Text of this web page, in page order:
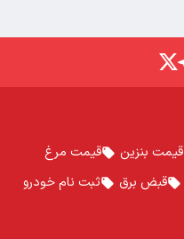
قیمت بنزین
قیمت مرغ
قبض برق
ثبت نام خودرو